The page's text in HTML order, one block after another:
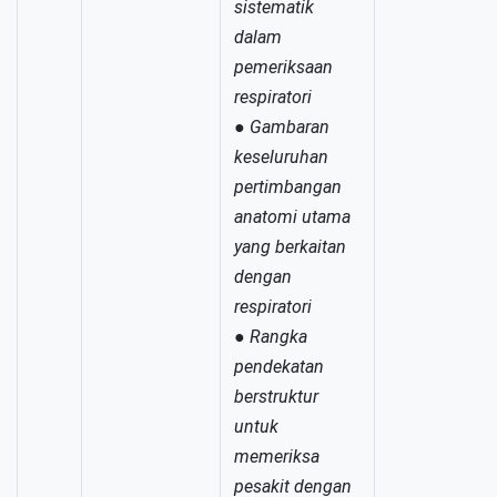
sistematik
dalam
pemeriksaan
respiratori
● Gambaran
keseluruhan
pertimbangan
anatomi utama
yang berkaitan
dengan
respiratori
● Rangka
pendekatan
berstruktur
untuk
memeriksa
pesakit dengan